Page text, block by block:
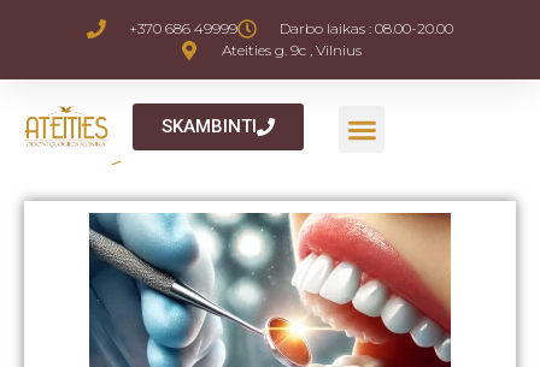
+370 686 49999
Darbo laikas : 08.00-20.00
Ateities g. 9c , Vilnius
SKAMBINTI